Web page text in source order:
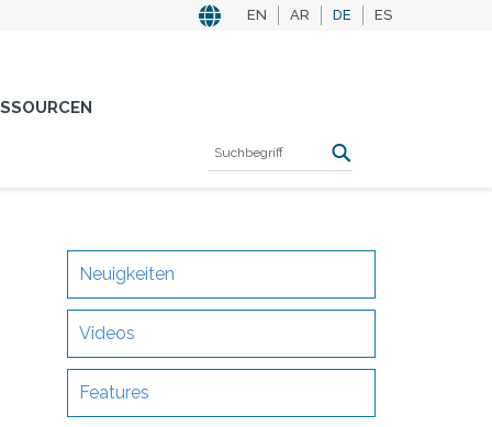
EN AR DE ES
Neuigkeiten
Videos
Features